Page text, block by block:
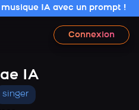
musique IA avec un prompt !
Connexion
IA
singer